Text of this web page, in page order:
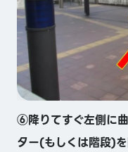
⑥降りてすぐ左側に
ター(もしくは階段)